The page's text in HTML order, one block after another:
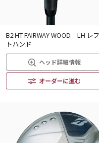
B2 HT FAIRWAY WOOD LH レフ
トハンド
ヘッド詳細情報
オーダーに進む